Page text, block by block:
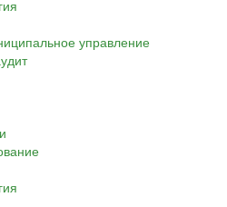
управление